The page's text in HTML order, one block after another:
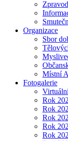
Organizace
Sbor
Místní
Fotogalerie
Rok
Rok
Rok
Rok
Rok